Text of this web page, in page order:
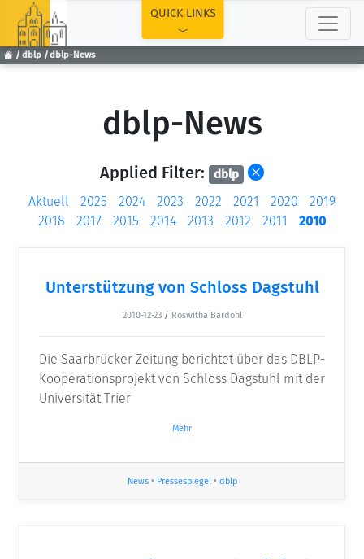
dblp dblp-News
QUICK LINKS
dblp-News
Applied Filter: dblp
Aktuell 2025 2024 2023 2022 2021 2020
2019
2018
2017 2015 2014 2013 2012 2011 2010
Unterstützung von Schloss Dagstuhl
2010-12-23 / Roswitha Bardohl
Die Saarbrücker Zeitung berichtet über das DBLP-
Kooperationsprojekt von Schloss Dagstuhl mit der
Universität Trier
Mehr
News• Pressespiegel• dblp